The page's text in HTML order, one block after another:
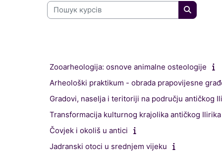
Пошук курсів
Пошук
Zooarheologija: osnove animalne osteologije
Arheološki praktikum - obrada prapovijesne
Gradovi, naselja i teritoriji na području antičkog
Transformacija kulturnog krajolika antičkog Ilirika
Čovjek i okoliš u antici
Jadranski otoci u srednjem vijeku